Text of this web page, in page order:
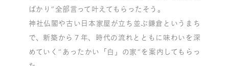
ばかり”全部言って叶えてもらったそう。
神社仏閣や古い日本家屋が立ち並ぶ鎌倉というまち
で、新築から７年、時代の流れとともに味わいを深
めていく“あったかい「白」の家“を案内してもらっ